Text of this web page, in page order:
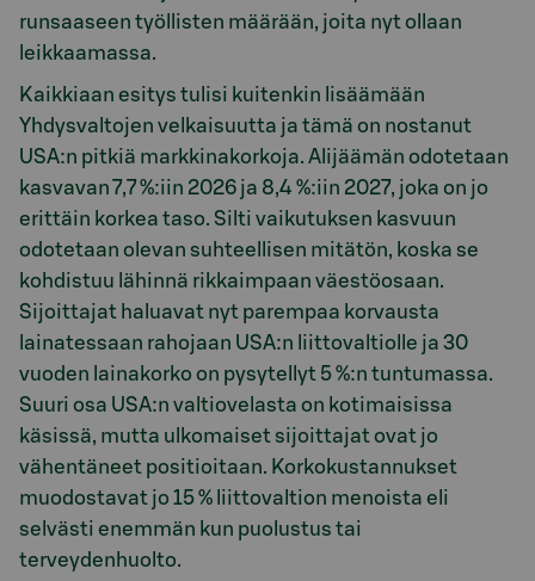
runsaaseen työllisten määrään, joita nyt ollaan
leikkaamassa.
Kaikkiaan esitys tulisi kuitenkin lisäämään
Yhdysvaltojen velkaisuutta ja tämä on nostanut
USA:n pitkiä markkinakorkoja. Alijäämän odotetaan
kasvavan 7,7 %:iin 2026 ja 8,4 %:iin 2027, joka on jo
erittäin korkea taso. Silti vaikutuksen kasvuun
odotetaan olevan suhteellisen mitätön, koska se
kohdistuu lähinnä rikkaimpaan väestöosaan.
Sijoittajat haluavat nyt parempaa korvausta
lainatessaan rahojaan USA:n liittovaltiolle ja 30
vuoden lainakorko on pysytellyt 5 %:n tuntumassa.
Suuri osa USA:n valtiovelasta on kotimaisissa
käsissä, mutta ulkomaiset sijoittajat ovat jo
vähentäneet positioitaan. Korkokustannukset
muodostavat jo 15 % liittovaltion menoista eli
selvästi enemmän kun puolustus tai
terveydenhuolto.